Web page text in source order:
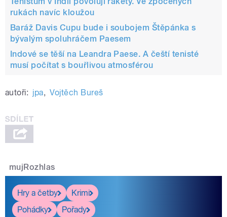
rukách navíc kloužou
Baráž Davis Cupu bude i soubojem Štěpánka s
bývalým spoluhráčem Paesem
Indové se těší na Leandra Paese. A čeští tenisté
musí počítat s bouřlivou atmosférou
autoři: jpa, Vojtěch Bureš
mujRozhlas
Hry a četby
Krimi
Pohádky
Pořady